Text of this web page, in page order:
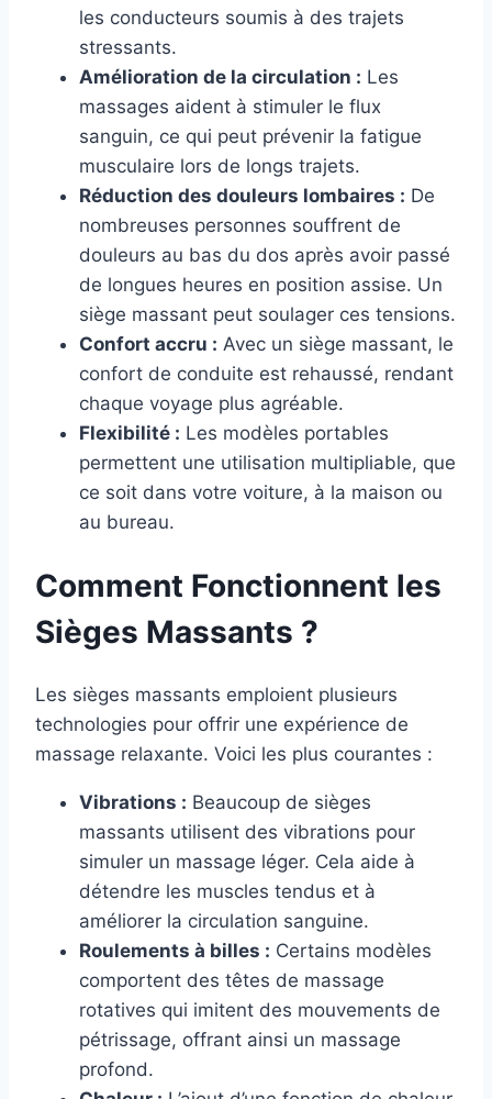
les conducteurs soumis à des trajets
stressants.
Amélioration de la circulation : Les
massages aident à stimuler le flux
sanguin, ce qui peut prévenir la fatigue
musculaire lors de longs trajets.
Réduction des douleurs lombaires : De
nombreuses personnes souffrent de
douleurs au bas du dos après avoir passé
de longues heures en position assise. Un
siège massant peut soulager ces tensions.
Confort accru : Avec un siège massant, le
confort de conduite est rehaussé, rendant
chaque voyage plus agréable.
Flexibilité : Les modèles portables
permettent une utilisation multipliable, que
ce soit dans votre voiture, à la maison ou
au bureau.
Comment Fonctionnent les
Sièges Massants ?
Les sièges massants emploient plusieurs
technologies pour offrir une expérience de
massage relaxante. Voici les plus courantes :
Vibrations : Beaucoup de sièges
massants utilisent des vibrations pour
simuler un massage léger. Cela aide à
détendre les muscles tendus et à
améliorer la circulation sanguine.
Roulements à billes : Certains modèles
comportent des têtes de massage
rotatives qui imitent des mouvements de
pétrissage, offrant ainsi un massage
profond.